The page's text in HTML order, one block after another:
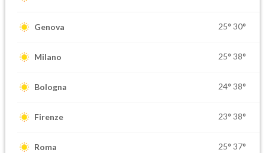
Genova 25° 30°
Milano 25° 38°
Bologna 24° 38°
Firenze 23° 38°
Roma 25° 37°